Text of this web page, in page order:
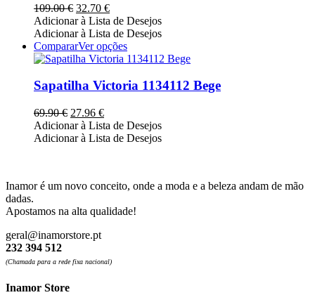
options
may
be
chosen
on
the
product
109.00€ O
preço
original
era:
109.00 €.
32.70 €O
preço
atual
é:
32.70 €.
Adicionar à Lista de Desejos
Adicionar à Lista de Desejos
CompararVer opçõesThis
product
multiple
options
may
the
page
Sapatilha Victoria 1134112 Bege
69.90€ O
preço
original
27.96 €O
preço
atual
Adicionar à Lista de Desejos
Adicionar à Lista de Desejos
Inamor é um novo conceito, onde a moda e a beleza andam de mão
dadas.
Apostamos na alta qualidade!
geral@inamorstore.pt
232 394 512
(Chamada para a rede fixa nacional)
Inamor Store